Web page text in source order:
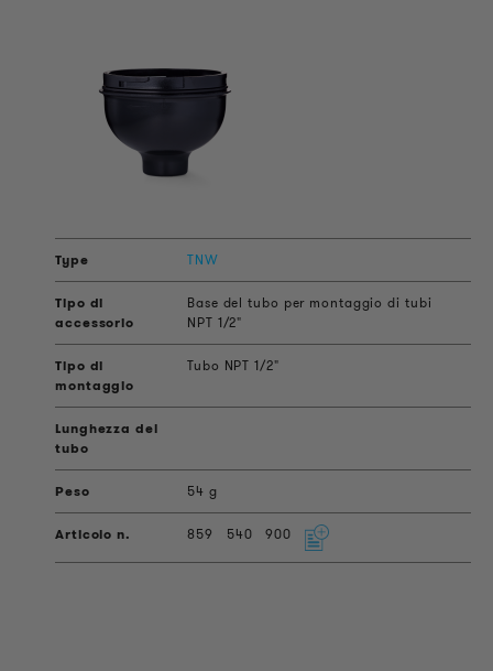
TNW
Base del tubo per montaggio di tubi
NPT 1/2"
Tubo NPT 1/2"
54 g
859 540 900